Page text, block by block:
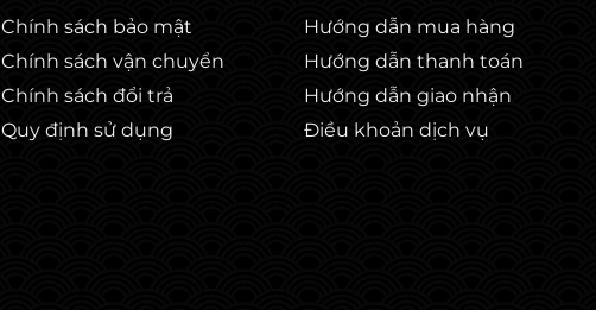
Chính sách bảo mật
Chính sách vận chuyển
Chính sách đổi trả
Quy định sử dụng
Hướng dẫn mua hàng
Hướng dẫn thanh toán
Hướng dẫn giao nhận
Điều khoản dịch vụ